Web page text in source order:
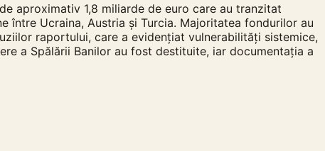
aproximativ 1,8 miliarde de euro care au tranzitat
Ucraina, Austria și Turcia. Majoritatea fondurilor au
raportului, care a evidențiat vulnerabilități sistemice,
a Spălării Banilor au fost destituite, iar documentația a